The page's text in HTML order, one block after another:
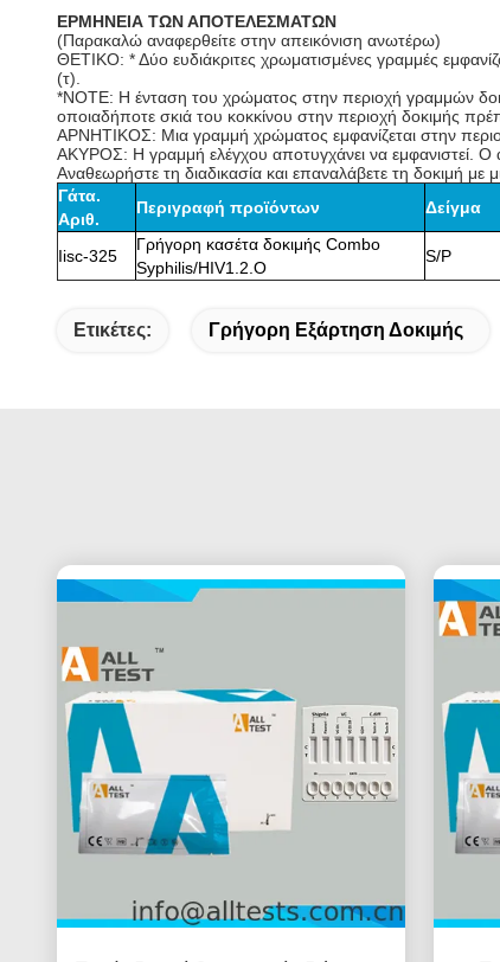
ΕΡΜΗΝΕΙΑ ΤΩΝ ΑΠΟΤΕΛΕΣΜΑΤΩΝ
(Παρακαλώ αναφερθείτε στην απεικόνιση ανωτέρω)
ΘΕΤΙΚΟ: * Δύο ευδιάκριτες χρωματισμένες γραμμές
(τ).
*NOTE: Η ένταση του χρώματος στην περιοχή γραμμών
οποιαδήποτε σκιά του κοκκίνου στην περιοχή δοκιμής
ΑΡΝΗΤΙΚΟΣ: Μια γραμμή χρώματος εμφανίζεται στην
ΑΚΥΡΟΣ: Η γραμμή ελέγχου αποτυγχάνει να εμφανιστεί. Ο
Αναθεωρήστε τη διαδικασία και επαναλάβετε τη δοκιμή
Γάτα.
Αριθ.
Περιγραφή προϊόντων Δείγμα
Iisc-325
Γρήγορη κασέτα δοκιμής Combo
Syphilis/HIV1.2.O
S/P
Ετικέτες: Γρήγορη Εξάρτηση Δοκιμής